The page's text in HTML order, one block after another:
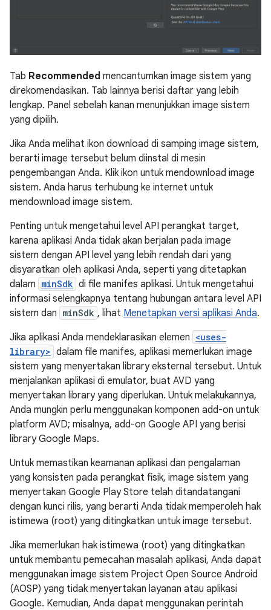
Tab Recommended mencantumkan image sistem yang
direkomendasikan. Tab lainnya berisi daftar yang lebih
lengkap. Panel sebelah kanan menunjukkan image sistem
yang dipilih.
Jika Anda melihat ikon download di samping image sistem,
berarti image tersebut belum diinstal di mesin
pengembangan Anda. Klik ikon untuk mendownload image
sistem. Anda harus terhubung ke internet untuk
mendownload image sistem.
Penting untuk mengetahui level API perangkat target,
karena aplikasi Anda tidak akan berjalan pada image
sistem dengan API level yang lebih rendah dari yang
disyaratkan oleh aplikasi Anda, seperti yang ditetapkan
dalam minSdk di file manifes aplikasi. Untuk mengetahui
informasi selengkapnya tentang hubungan antara level API
sistem dan minSdk , lihat Menetapkan versi aplikasi Anda.
Jika aplikasi Anda mendeklarasikan elemen <uses-
library> dalam file manifes, aplikasi memerlukan image
sistem yang menyertakan library eksternal tersebut. Untuk
menjalankan aplikasi di emulator, buat AVD yang
menyertakan library yang diperlukan. Untuk melakukannya,
Anda mungkin perlu menggunakan komponen add-on untuk
platform AVD; misalnya, add-on Google API yang berisi
library Google Maps.
Untuk memastikan keamanan aplikasi dan pengalaman
yang konsisten pada perangkat fisik, image sistem yang
menyertakan Google Play Store telah ditandatangani
dengan kunci rilis, yang berarti Anda tidak memperoleh hak
istimewa (root) yang ditingkatkan untuk image tersebut.
Jika memerlukan hak istimewa (root) yang ditingkatkan
untuk membantu pemecahan masalah aplikasi, Anda dapat
menggunakan image sistem Project Open Source Android
(AOSP) yang tidak menyertakan layanan atau aplikasi
Google. Kemudian, Anda dapat menggunakan perintah